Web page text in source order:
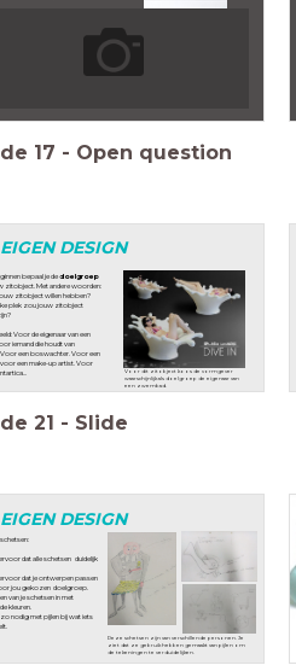
17 - Open question
DESIGN
bepaal je dedoelgroep
zitobject. Met andere woorden:
zitobject willen hebben?
plek zou jouw zitobject
Voor de eigenaar van een
iemand die houdt van
Voor een boswachter. Voor een
voor een make-up artist. Voor
Voor dit zitobject koos de vormgever
waarschijnlijk als doelgroep de eigenaar van
een zwembad.
21 - Slide
dat alle schetsen duidelijk
dat je ontwerpen passen
jou gekozen doelgroep.
van je schetsen in met
kleuren.
zo nodig met pijlen bij wat iets
Deze schetsen zijn van verschillende personen. Je
ziet dat ze gebruik hebben gemaakt van pijlen om
de tekeningen te verduidelijken.
DESIGN